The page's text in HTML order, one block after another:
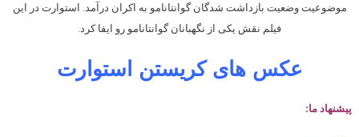
موضوعیت وضعیت بازداشت شدگان گوانتانامو به اکران درآمد. استوارت در این
فیلم نقش یکی از نگهبانان گوانتانامو رو ایفا کرد.
عکس های کریستن استوارت
پیشنهاد ما: